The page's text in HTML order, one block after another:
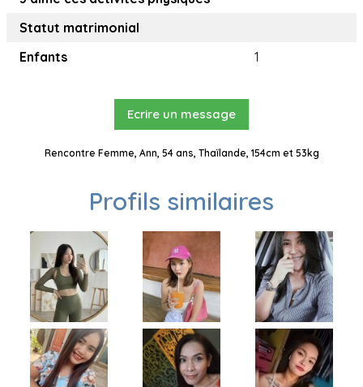
Statut matrimonial
Enfants
1
Ecrire un message
Rencontre Femme, Ann, 54 ans, Thaïlande, 154cm et 53kg
Profils similaires